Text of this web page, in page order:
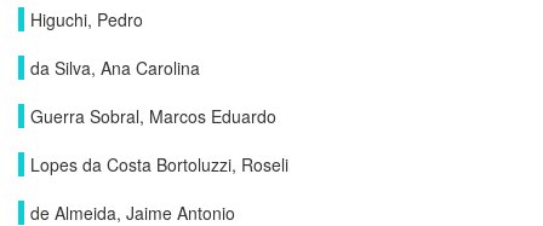
Higuchi, Pedro
da Silva, Ana Carolina
Guerra Sobral, Marcos Eduardo
Lopes da Costa Bortoluzzi, Roseli
de Almeida, Jaime Antonio